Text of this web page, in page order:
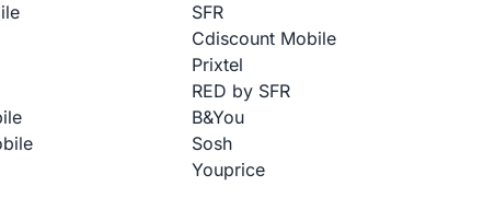
SFR
Cdiscount Mobile
Prixtel
RED by SFR
B&You
Sosh
Youprice